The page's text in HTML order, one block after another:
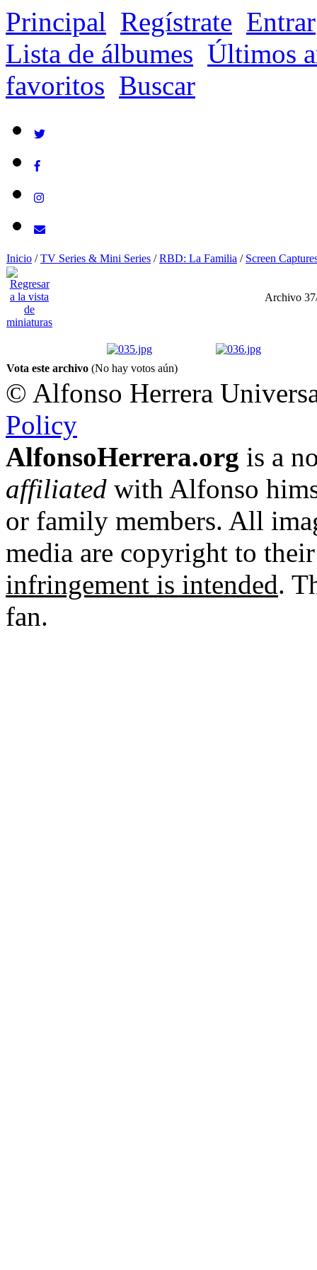
Principal Regístrate Entrar
Lista de álbumes Últimos
favoritos Buscar
Inicio /TV Series & Mini Series /RBD: La Familia / Screen
Archivo
Vota este archivo (No hay votos aún)
© Alfonso Herrera
Policy
AlfonsoHerrera.org is a
affiliated with Alfonso
or family members. All
media are copyright to
infringement is intended.
fan.